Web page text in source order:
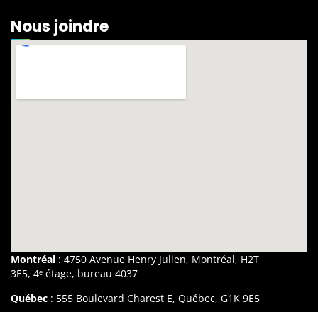
Nous joindre
Montréal : 4750 Avenue Henry Julien, Montréal, H2T
3E5, 4ᵉ étage, bureau 4037
Québec : 555 Boulevard Charest E, Québec, G1K 9E5